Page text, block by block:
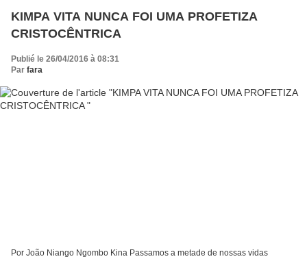
KIMPA VITA NUNCA FOI UMA PROFETIZA
CRISTOCÊNTRICA
Publié le 26/04/2016 à 08:31
Par fara
Por João Niango Ngombo Kina Passamos a metade de nossas vidas